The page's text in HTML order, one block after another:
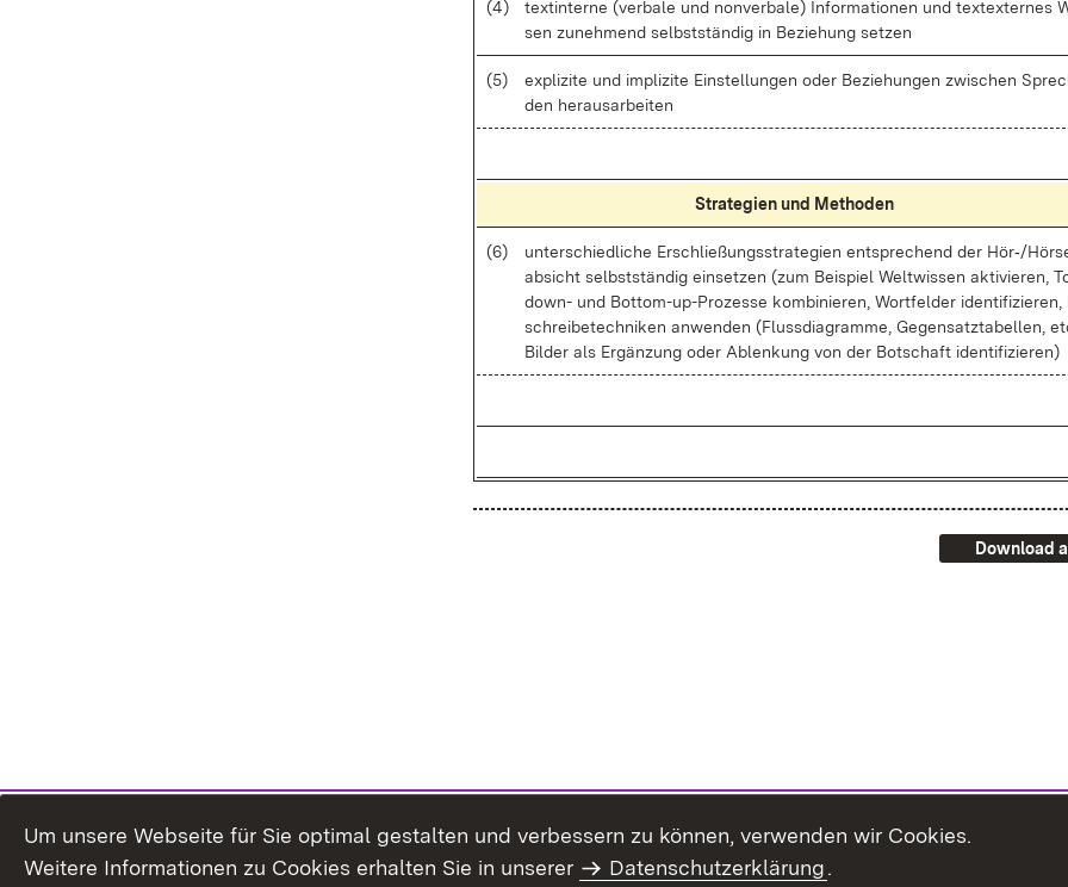
(4)
text­in­ter­ne (ver­ba­le und non­ver­ba­le) In­for­ma­tio­nen und tex­tex­ter­nes
sen zu­neh­mend selbst­stän­dig in Be­zie­hung set­zen
(5)
ex­pli­zi­te und im­pli­zi­te Ein­stel­lun­gen oder Be­zie­hun­gen zwi­schen
den her­aus­ar­bei­ten
Stra­te­gi­en und Me­tho­den
(6)
un­ter­schied­li­che Er­schlie­ßungs­stra­te­gi­en ent­spre­chend der Hör‑/
ab­sicht selbst­stän­dig ein­set­zen (zum Bei­spiel Welt­wis­sen ak­ti­vie­ren,
down- und Bot­tom-up-Pro­zes­se kom­bi­nie­ren, Wort­fel­der
schrei­be­tech­ni­ken an­wen­den (Fluss­dia­gram­me, Ge­gen­satz­ta­bel­len,
Bil­der als Er­gän­zung oder Ab­len­kung von der Bot­schaft iden­ti­fi­zie­ren)
Download
Um unsere Webseite für Sie optimal gestalten und verbessern zu können, verwenden wir Cookies.
Weitere Informationen zu Cookies erhalten Sie in unserer
Datenschutzerklärung.